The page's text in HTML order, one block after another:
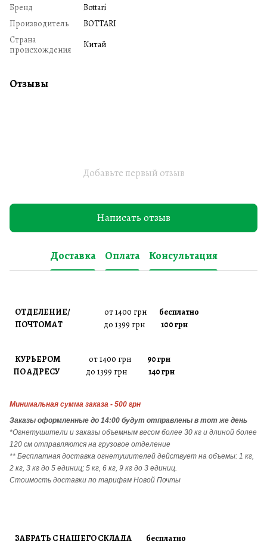
Бренд
Bottari
Производитель
BOTTARI
Страна
происхождения
Китай
Отзывы
Добавьте первый отзыв
Написать отзыв
Доставка Оплата Консультация
ОТДЕЛЕНИЕ/ от 1400 грн бесплатно
ПОЧТОМАТ до 1399 грн 100 грн
КУРЬЕРОМ от 1400 грн 90 грн
ПО АДРЕСУ до 1399 грн 140 грн
Минимальная сумма заказа - 500 грн
Заказы оформленные до 14:00 будут отправлены в тот же день
*Огнетушители и заказы объемным весом более 30 кг и длиной более
120 см отправляются на грузовое отделение
** Бесплатная доставка огнетушителей действует на объемы: 1 кг,
2 кг, 3 кг до 5 единиц; 5 кг, 6 кг, 9 кг до 3 единиц.
Стоимость доставки по тарифам Новой Почты
ЗАБРАТЬ С НАШЕГО СКЛАДА бесплатно